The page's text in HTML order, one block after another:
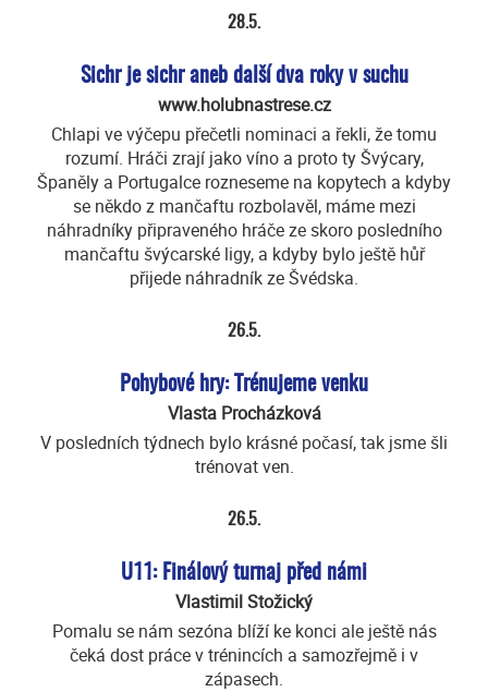
28.5.
Sichr je sichr aneb další dva roky v suchu
www.holubnastrese.cz
Chlapi ve výčepu přečetli nominaci a řekli, že tomu
rozumí. Hráči zrají jako víno a proto ty Švýcary,
Španěly a Portugalce rozneseme na kopytech a kdyby
se někdo z mančaftu rozbolavěl, máme mezi
náhradníky připraveného hráče ze skoro posledního
mančaftu švýcarské ligy, a kdyby bylo ještě hůř
přijede náhradník ze Švédska.
26.5.
Pohybové hry: Trénujeme venku
Vlasta Procházková
V posledních týdnech bylo krásné počasí, tak jsme šli
trénovat ven.
26.5.
U11: Finálový turnaj před námi
Vlastimil Stožický
Pomalu se nám sezóna blíží ke konci ale ještě nás
čeká dost práce v trénincích a samozřejmě i v
zápasech.